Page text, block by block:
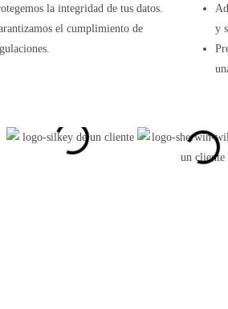
la integridad de tus datos.
el cumplimiento de
y